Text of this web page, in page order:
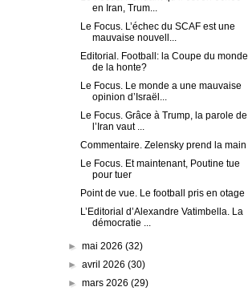
en Iran, Trum...
Le Focus. L’échec du SCAF est une
mauvaise nouvell...
Editorial. Football: la Coupe du monde
de la honte?
Le Focus. Le monde a une mauvaise
opinion d’Israël...
Le Focus. Grâce à Trump, la parole de
l’Iran vaut ...
Commentaire. Zelensky prend la main
Le Focus. Et maintenant, Poutine tue
pour tuer
Point de vue. Le football pris en otage
L’Editorial d’Alexandre Vatimbella. La
démocratie ...
►mai 2026(32)
►avril 2026(30)
►mars 2026(29)